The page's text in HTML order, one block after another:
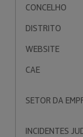
CONCELHO
DISTRITO
WEBSITE
CAE
SETOR DA
INCIDENTES